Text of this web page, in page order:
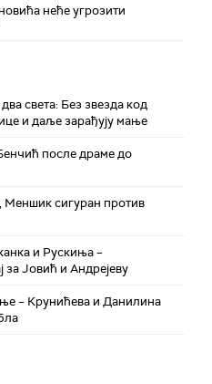
неће угрозити
света: Без звезда код
и даље зарађују мање
после драме до
сигуран против
и Рускиња –
за Јовић и Андрејеву
– Крунићева и Данилина